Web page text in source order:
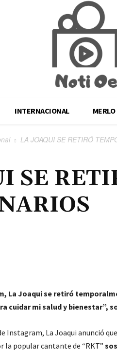
INTERNACIONAL MERLO
LA JOAQUI SE RETIRÓ
SE
La Joaqui se retiró
cuidar mi salud y bienestar”,
Instagram, La Joaqui anunció
la popular cantante de “RKT”